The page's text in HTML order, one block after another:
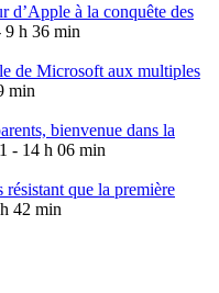
d’Apple à la conquête des
9 h 36 min
de Microsoft aux multiples
min
bienvenue dans la
- 14 h 06 min
que la première
42 min